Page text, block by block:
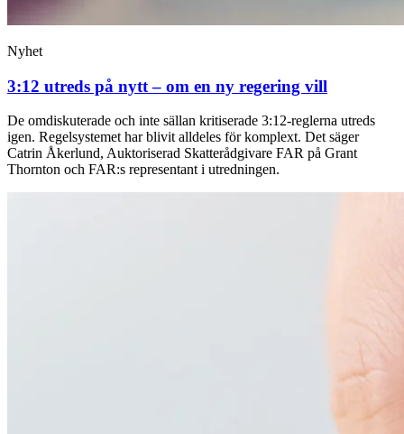
Nyhet
3:12 utreds på nytt – om en ny regering vill
De omdiskuterade och inte sällan kritiserade 3:12-reglerna utreds
igen. Regelsystemet har blivit alldeles för komplext. Det säger
Catrin Åkerlund, Auktoriserad Skatterådgivare FAR på Grant
Thornton och FAR:s representant i utredningen.